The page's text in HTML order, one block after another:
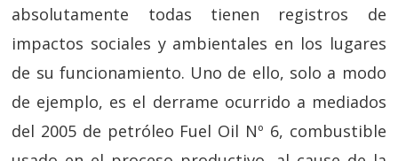
absolutamente todas tienen registros de
impactos sociales y ambientales en los lugares
de su funcionamiento. Uno de ello, solo a modo
de ejemplo, es el derrame ocurrido a mediados
del 2005 de petróleo Fuel Oil Nº 6, combustible